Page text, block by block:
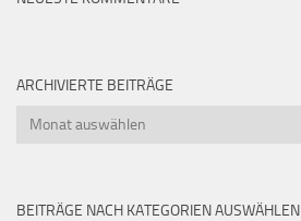
ARCHIVIERTE BEITRÄGE
Archivierte
BEITRÄGE NACH KATEGORIEN AUSWÄHLEN